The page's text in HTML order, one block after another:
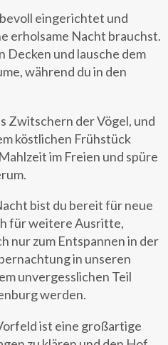
eingerichtet und
erholsame Nacht brauchst.
Decken und lausche dem
während du in den
Zwitschern der Vögel, und
köstlichen Frühstück
im Freien und spüre
bist du bereit für neue
für weitere Ausritte,
nur zum Entspannen in der
in unseren
unvergesslichen Teil
werden.
ist eine großartige